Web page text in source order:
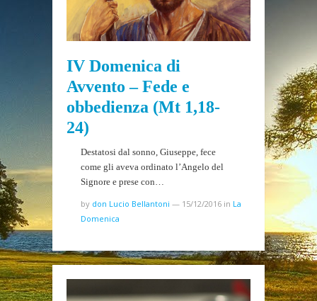
IV Domenica di
Avvento – Fede e
obbedienza (Mt 1,18-
24)
Destatosi dal sonno, Giuseppe, fece
come gli aveva ordinato l’Angelo del
Signore e prese con…
by don Lucio Bellantoni — 15/12/2016 in La
Domenica